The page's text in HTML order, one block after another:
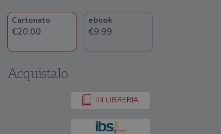
Cartonato
€20.00
ebook
€9.99
Acquistalo
IN LIBRERIA